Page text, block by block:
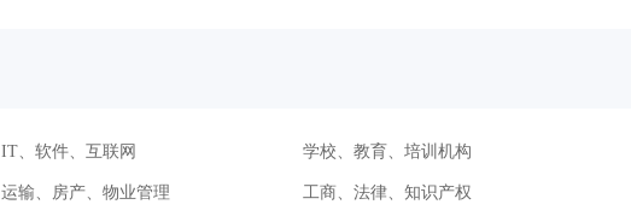
IT、软件、互联网 学校、教育、培训机构
运输、房产、物业管理 工商、法律、知识产权